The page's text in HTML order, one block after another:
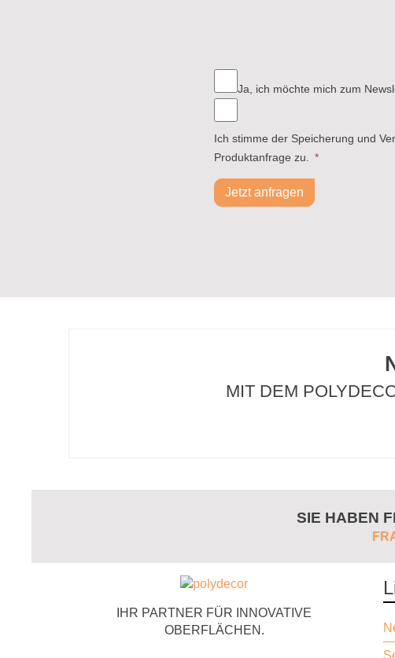
Ja, ich möchte mich zum
Ich stimme der Speicherung und
Produktanfrage zu.
*
Jetzt anfragen
MIT DEM
SIE HABEN
IHR PARTNER FÜR INNOVATIVE
OBERFLÄCHEN.